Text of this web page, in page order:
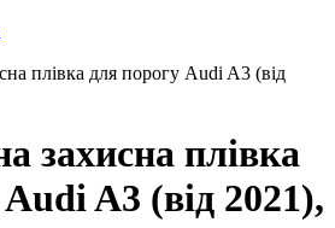
плівка для порогу Audi A3 (від
захисна плівка
A3 (від 2021),